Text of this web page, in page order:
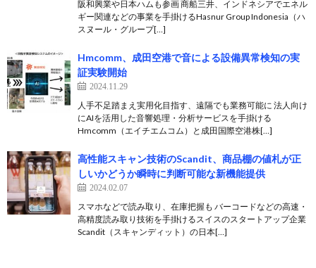
阪和興業や日本ハムも参画 商船三井、インドネシアでエネル
ギー関連などの事業を手掛けるHasnur Group Indonesia（ハ
スヌール・グループ[…]
Hmcomm、成田空港で音による設備異常検知の実
証実験開始
2024.11.29
人手不足踏まえ実用化目指す、遠隔でも業務可能に 法人向け
にAIを活用した音響処理・分析サービスを手掛ける
Hmcomm（エイチエムコム）と成田国際空港株[…]
高性能スキャン技術のScandit、商品棚の値札が正
しいかどうか瞬時に判断可能な新機能提供
2024.02.07
スマホなどで読み取り、在庫把握も バーコードなどの高速・
高精度読み取り技術を手掛けるスイスのスタートアップ企業
Scandit（スキャンディット）の日本[…]